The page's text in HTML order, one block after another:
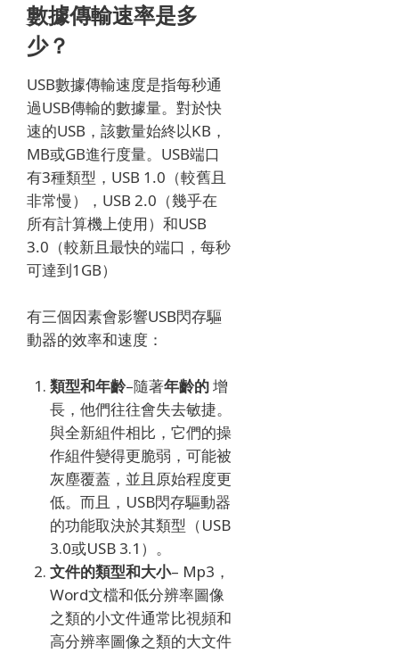
數據傳輸速率是多
少？
USB數據傳輸速度是指每秒通
過USB傳輸的數據量。 對於快
速的USB，該數量始終以KB，
MB或GB進行度量。 USB端口
有3種類型，USB 1.0（較舊且
非常慢），USB 2.0（幾乎在
所有計算機上使用）和USB
3.0（較新且最快的端口，每秒
可達到1GB）
有三個因素會影響USB閃存驅
動器的效率和速度：
類型和年齡–隨著年齡的增
長，他們往往會失去敏捷。
與全新組件相比，它們的操
作組件變得更脆弱，可能被
灰塵覆蓋，並且原始程度更
低。 而且，USB閃存驅動器
的功能取決於其類型（USB
3.0或USB 3.1）。
文件的類型和大小– Mp3，
Word文檔和低分辨率圖像
之類的小文件通常比視頻和
高分辨率圖像之類的大文件